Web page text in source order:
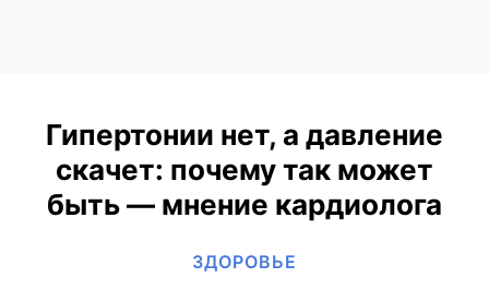
Гипертонии нет, а давление
скачет: почему так может
быть — мнение кардиолога
ЗДОРОВЬЕ